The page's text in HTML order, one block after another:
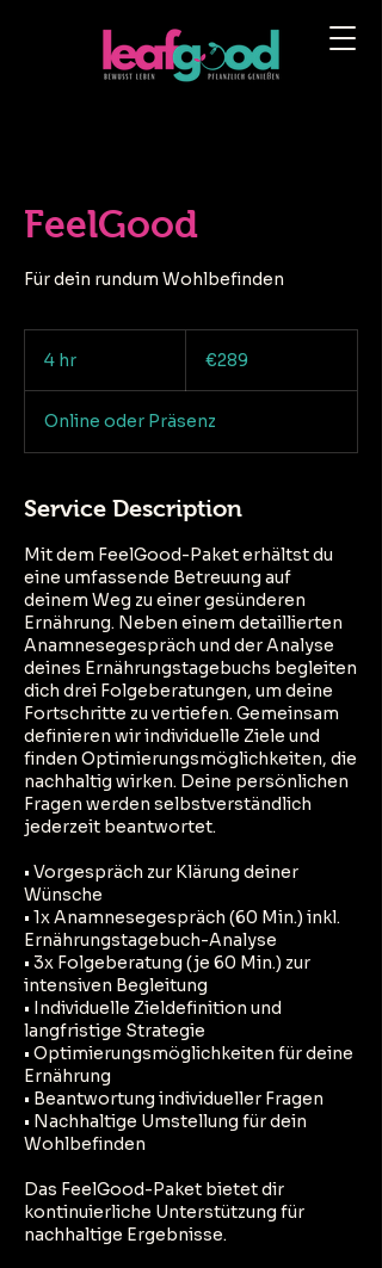
FeelGood
Für dein rundum Wohlbefinden
4 hr €289
Online oder Präsenz
Service Description
Mit dem FeelGood-Paket erhältst du
eine umfassende Betreuung auf
deinem Weg zu einer gesünderen
Ernährung. Neben einem detaillierten
Anamnesegespräch und der Analyse
deines Ernährungstagebuchs begleiten
dich drei Folgeberatungen, um deine
Fortschritte zu vertiefen. Gemeinsam
definieren wir individuelle Ziele und
finden Optimierungsmöglichkeiten, die
nachhaltig wirken. Deine persönlichen
Fragen werden selbstverständlich
jederzeit beantwortet.
• Vorgespräch zur Klärung deiner
Wünsche
• 1x Anamnesegespräch (60 Min.) inkl.
Ernährungstagebuch-Analyse
• 3x Folgeberatung (je 60 Min.) zur
intensiven Begleitung
• Individuelle Zieldefinition und
langfristige Strategie
• Optimierungsmöglichkeiten für deine
Ernährung
• Beantwortung individueller Fragen
• Nachhaltige Umstellung für dein
Wohlbefinden
Das FeelGood-Paket bietet dir
kontinuierliche Unterstützung für
nachhaltige Ergebnisse.